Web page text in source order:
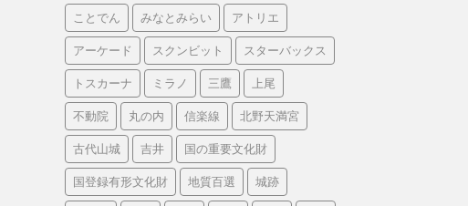
ことでん みなとみらい アトリエ
アーケード スクンビット スターバックス
トスカーナ ミラノ 三鷹 上尾
不動院 丸の内 信楽線 北野天満宮
古代山城 吉井 国の重要文化財
国登録有形文化財 地質百選 城跡